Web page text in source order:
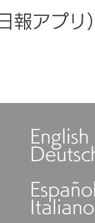
報アプリ
English
Italiano